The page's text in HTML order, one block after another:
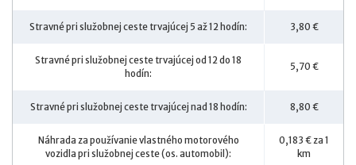
Stravné pri služobnej ceste trvajúcej 5 až 12 hodín: 3,80 €
Stravné pri služobnej ceste trvajúcej od 12 do 18
hodín:
5,70 €
Stravné pri služobnej ceste trvajúcej nad 18 hodín: 8,80 €
Náhrada za používanie vlastného motorového
vozidla pri služobnej ceste (os. automobil):
0,183 € za 1
km